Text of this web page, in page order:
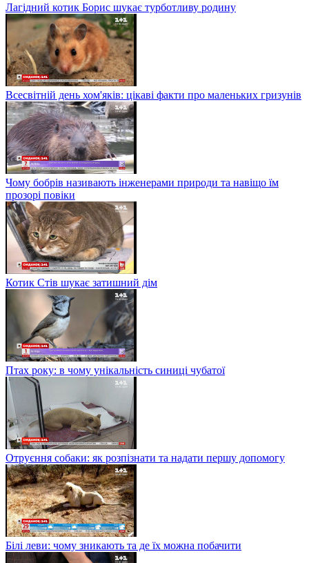
Лагідний котик Борис шукає турботливу родину
Всесвітній день хом'яків: цікаві факти про маленьких гризунів
Чому бобрів називають інженерами природи та навіщо їм
прозорі повіки
Котик Стів шукає затишний дім
Птах року: в чому унікальність синиці чубатої
Отруєння собаки: як розпізнати та надати першу допомогу
Білі леви: чому зникають та де їх можна побачити